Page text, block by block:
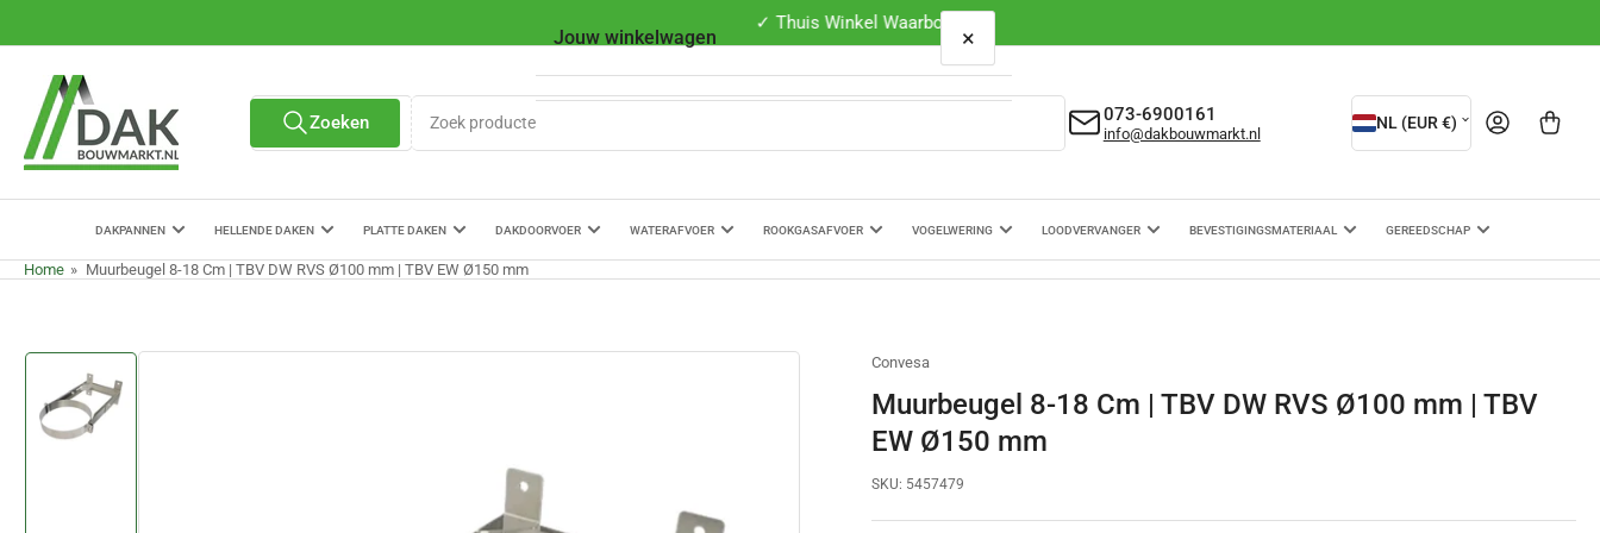
naar
content
✓ Thuis Winkel Waarborg
Alle verkopers
Zoek
productenZoeken 073-6900161
info@dakbouwmarkt.nl
L
a
d
/
i
NL (EUR €) Aanmelden
Mini-winkelwagen
DAKPANNEN HELLENDE DAKEN PLATTE DAKEN DAKDOORVOER WATERAFVOER ROOKGASAFVOER VOGELWERING LOODVERVANGER BEVESTIGINGSMATERIAAL GEREEDSCHAP
Home » Muurbeugel 8-18 Cm | TBV DW RVS Ø100 mm | TBV EW Ø150 mm
Ga
de
Convesa
Muurbeugel 8-18 Cm | TBV DW RVS Ø100 mm | TBV
EW Ø150 mm
SKU: 5457479
Jouw winkelwagen ×